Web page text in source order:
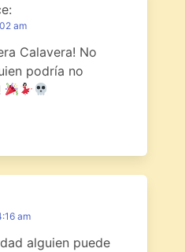
am
Calavera! No
podría no
am
alguien puede